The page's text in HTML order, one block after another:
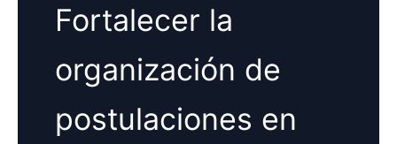
Fortalecer la
organización de
postulaciones en